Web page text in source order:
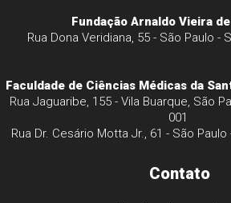
Fundação Arnaldo Vieira
Rua Dona Veridiana, 55 - São Paulo -
Faculdade de Ciências Médicas da
Rua Jaguaribe, 155 - Vila Buarque, São
001
Rua Dr. Cesário Motta Jr., 61 - São Paulo
Contato